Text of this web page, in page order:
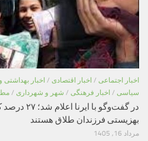
اخبار اجتماعی / اخبار اقتصادی / اخبار بهداشتی
سیاسی / اخبار فرهنگی / شهر و شهرداری /
در گفت‌وگو
بهزیستی فرزندان طلاق هستند
مرداد 16, 1405